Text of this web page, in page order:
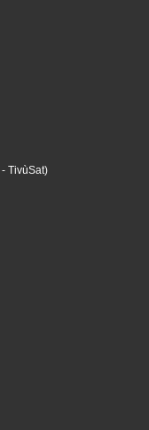
- TivùSat)